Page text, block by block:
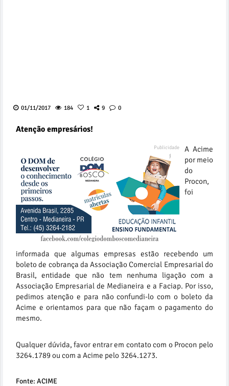
01/11/2017 184 1 9 0
Atenção empresários!
A Acime
por meio
do
Procon,
foi
informada que algumas empresas estão recebendo um
boleto de cobrança da Associação Comercial Empresarial do
Brasil, entidade que não tem nenhuma ligação com a
Associação Empresarial de Medianeira e a Faciap. Por isso,
pedimos atenção e para não confundi-lo com o boleto da
Acime e orientamos para que não façam o pagamento do
mesmo.
Qualquer dúvida, favor entrar em contato com o Procon pelo
3264.1789 ou com a Acime pelo 3264.1273.
Fonte: ACIME